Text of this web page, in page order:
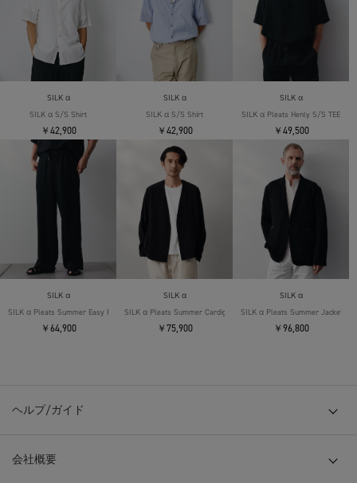
SILK α
SILK α S/S Shirt
￥42,900
SILK α
SILK α S/S Shirt
￥42,900
SILK α
SILK α Pleats Henly S/S TEE
￥49,500
SILK α
SILK α Pleats Summer Easy Pants
￥64,900
SILK α
SILK α Pleats Summer Cardigan
￥75,900
SILK α
SILK α Pleats Summer Jacket
￥96,800
ヘルプ/ガイド
会社概要